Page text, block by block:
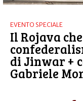
EVENTO SPECIALE
Il Rojava
di Jinwar +
Gabriele